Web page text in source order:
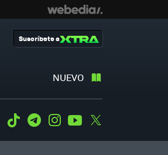
NUEVO
Suscríbete a
WhatsApp
Tiktok TelegramInstagramYoutube